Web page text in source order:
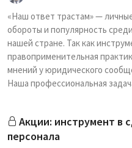
«Наш ответ трастам» —
обороты и популярность
нашей стране. Так как
правоприменительная
мнений у юридического
Наша профессиональная
Акции: инструмент в
персонала